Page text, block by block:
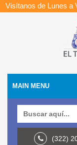
Visítanos de Lunes a
MAIN MENU
(322)